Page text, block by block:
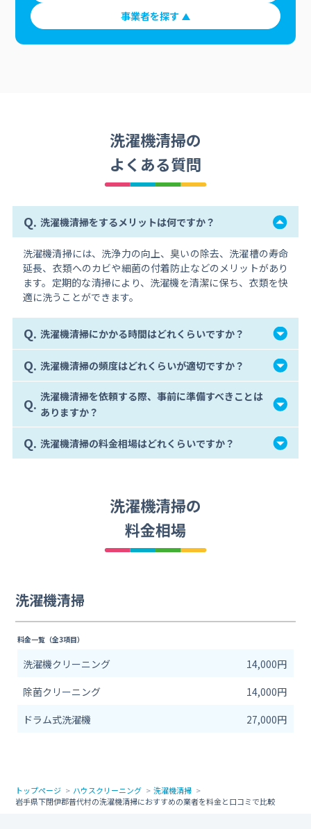
事業者を探す
洗濯機清掃の
よくある質問
Q. 洗濯機清掃をするメリットは何ですか？
洗濯機清掃には、洗浄力の向上、臭いの除去、洗濯槽の寿命
延長、衣類へのカビや細菌の付着防止などのメリットがあり
ます。定期的な清掃により、洗濯機を清潔に保ち、衣類を快
適に洗うことができます。
Q. 洗濯機清掃にかかる時間はどれくらいですか？
Q. 洗濯機清掃の頻度はどれくらいが適切ですか？
Q. 洗濯機清掃を依頼する際、事前に準備すべきことは
ありますか？
Q. 洗濯機清掃の料金相場はどれくらいですか？
洗濯機清掃の
料金相場
洗濯機清掃
料金一覧（全3項目）
洗濯機クリーニング
14,000円
除菌クリーニング
14,000円
ドラム式洗濯機
27,000円
トップページ ハウスクリーニング
洗濯機清掃
岩手県下閉伊郡普代村の洗濯機清掃におすすめの業者を料金と口コミで比較